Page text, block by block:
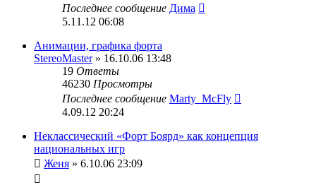
Последнее сообщение Дима
5.11.12 06:08
Анимации, графика форта
StereoMaster» 16.10.06 13:48
19 Ответы
46230 Просмотры
Последнее сообщение Marty_McFly
4.09.12 20:24
Неклассический «Форт Боярд» как концепция
национальных игр
Женя » 6.10.06 23:09